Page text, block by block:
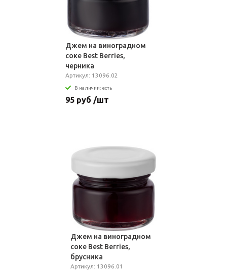
Джем на виноградном
соке Best Berries,
черника
Артикул: 13096.02
В наличии: есть
95 руб /шт
Джем на виноградном
соке Best Berries,
брусника
Артикул: 13096.01